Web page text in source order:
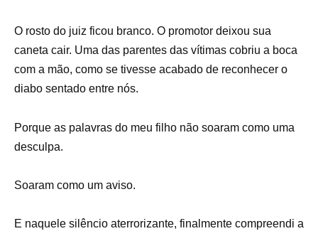
O rosto do juiz ficou branco. O promotor deixou sua
caneta cair. Uma das parentes das vítimas cobriu a boca
com a mão, como se tivesse acabado de reconhecer o
diabo sentado entre nós.
Porque as palavras do meu filho não soaram como uma
desculpa.
Soaram como um aviso.
E naquele silêncio aterrorizante, finalmente compreendi a